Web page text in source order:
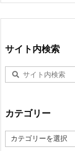
サイト内検索
カテゴリー
テ